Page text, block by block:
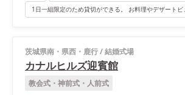
茨城県南・県西・鹿行/結婚式場
カナルヒルズ迎賓館
教会式・神前式・人前式